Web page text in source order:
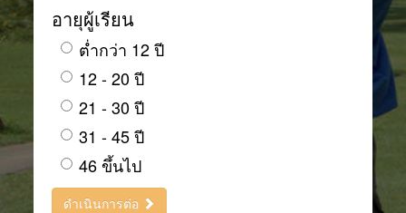
อายุผู้เรียน
ต่ำกว่า 12 ปี
12 - 20 ปี
21 - 30 ปี
31 - 45 ปี
46 ขึ้นไป
ดำเนินการต่อ